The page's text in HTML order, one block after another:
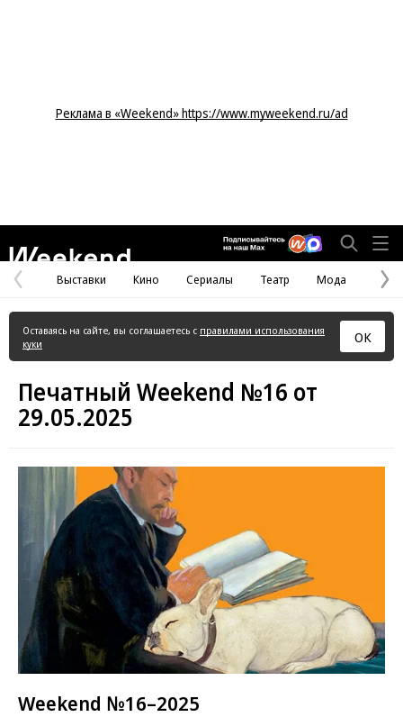
Реклама в «Weekend» https://www.myweekend.ru/ad
Предыдущая
страница
Выставки Кино Сериалы Театр Мода
Оставаясь на сайте, вы соглашаетесь с правилами использования
куки
ОК
Печатный Weekend №16 от
29.05.2025
Weekend №16–2025